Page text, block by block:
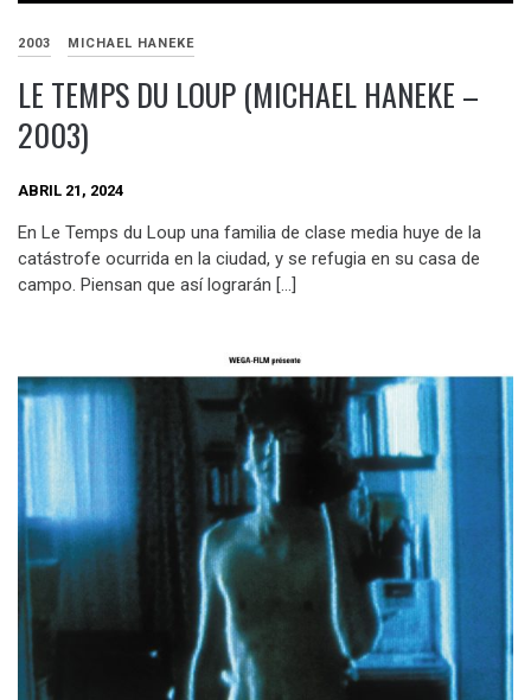
2003 MICHAEL HANEKE
LE TEMPS DU LOUP (MICHAEL HANEKE –
2003)
ABRIL 21, 2024
En Le Temps du Loup una familia de clase media huye de la
catástrofe ocurrida en la ciudad, y se refugia en su casa de
campo. Piensan que así lograrán […]